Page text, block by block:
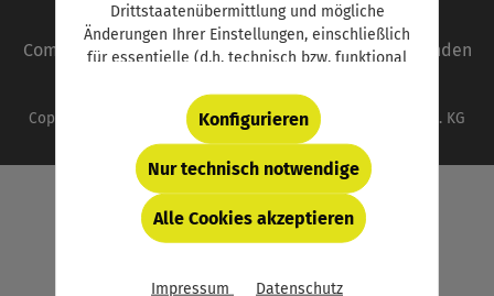
autoFACHMANN ist eine Marke der Vogel
Communications Group. Unser gesamtes Angebot finden
Copyright © 2026 Vogel Communications Group GmbH & Co. KG
Drittstaatenübermittlung und mögliche
Änderungen Ihrer Einstellungen, einschließlich
für essentielle (d.h. technisch bzw. funktional
verlinkten Datenschutzerklärung und hinter
dem Button „Konfigurieren“.
Nur technisch notwendige
Konfigurieren
Alle Cookies akzeptieren
Impressum Datenschutz